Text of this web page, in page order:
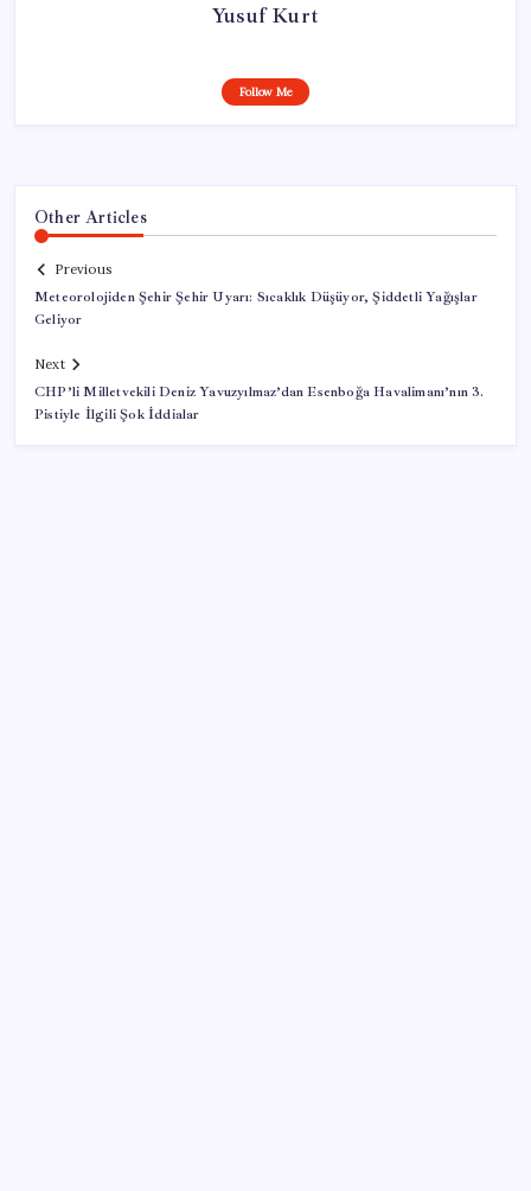
Yusuf Kurt
Follow Me
Other Articles
Previous
Meteorolojiden Şehir Şehir Uyarı: Sıcaklık Düşüyor, Şiddetli Yağışlar
Geliyor
Next
CHP’li Milletvekili Deniz Yavuzyılmaz’dan Esenboğa Havalimanı’nın 3.
Pistiyle İlgili Şok İddialar